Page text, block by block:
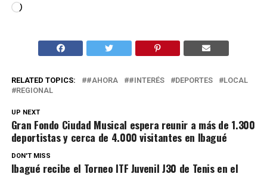
Cargando...
RELATED TOPICS: #AHORA #INTERÉS DEPORTES
LOCAL
REGIONAL
UP NEXT
Gran Fondo Ciudad Musical espera reunir a más de 1.300
deportistas y cerca de 4.000 visitantes en Ibagué
DON'T MISS
Ibagué recibe el Torneo ITF Juvenil J30 de Tenis en el